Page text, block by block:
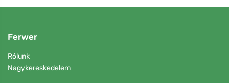
Ferwer
Rólunk
Nagykereskedelem